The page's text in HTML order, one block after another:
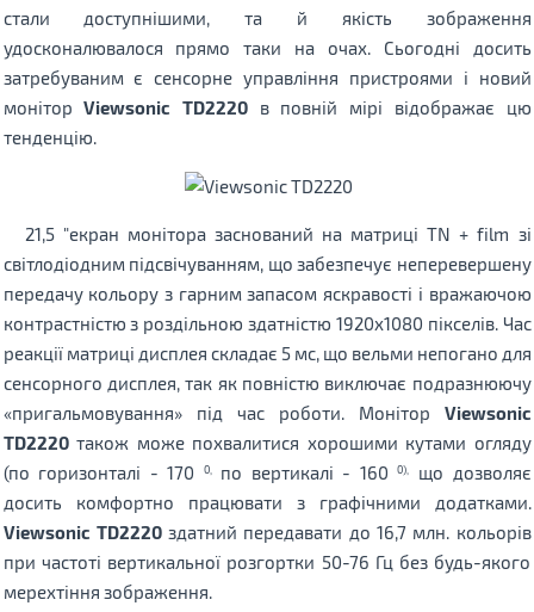
стали доступнішими, та й якість зображення
удосконалювалося прямо таки на очах. Сьогодні досить
затребуваним є сенсорне управління пристроями і новий
моніторViewsonic TD2220в повній мірі відображає цю
тенденцію.
21,5 "екран монітора заснований на матриці TN + film зі
світлодіодним підсвічуванням, що забезпечує неперевершену
передачу кольору з гарним запасом яскравості і вражаючою
контрастністю з роздільною здатністю 1920х1080 пікселів. Час
реакції матриці дисплея складає 5 мс, що вельми непогано для
сенсорного дисплея, так як повністю виключає подразнюючу
«пригальмовування» під час роботи. Монітор Viewsonic
TD2220також може похвалитися хорошими кутами огляду
(по горизонталі - 170
0,по вертикалі - 1600),
що дозволяє
досить комфортно працювати з графічними додатками.
Viewsonic TD2220здатний передавати до 16,7 млн. кольорів
при частоті вертикальної розгортки 50-76 Гц без будь-якого
мерехтіння зображення.